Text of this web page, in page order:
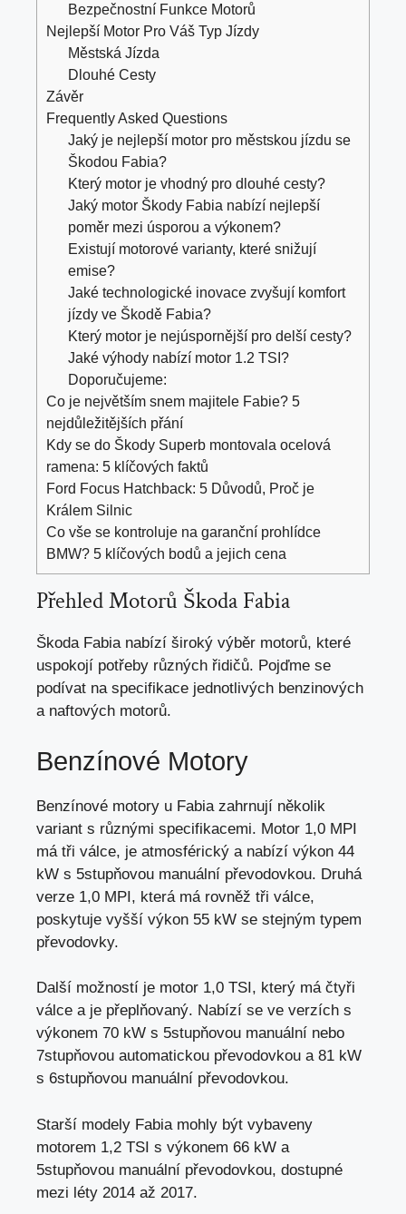
Bezpečnostní Funkce Motorů
Nejlepší Motor Pro Váš Typ Jízdy
Městská Jízda
Dlouhé Cesty
Závěr
Frequently Asked Questions
Jaký je nejlepší motor pro městskou jízdu se
Škodou Fabia?
Který motor je vhodný pro dlouhé cesty?
Jaký motor Škody Fabia nabízí nejlepší
poměr mezi úsporou a výkonem?
Existují motorové varianty, které snižují
emise?
Jaké technologické inovace zvyšují komfort
jízdy ve Škodě Fabia?
Který motor je nejúspornější pro delší cesty?
Jaké výhody nabízí motor 1.2 TSI?
Doporučujeme:
Co je největším snem majitele Fabie? 5
nejdůležitějších přání
Kdy se do Škody Superb montovala ocelová
ramena: 5 klíčových faktů
Ford Focus Hatchback: 5 Důvodů, Proč je
Králem Silnic
Co vše se kontroluje na garanční prohlídce
BMW? 5 klíčových bodů a jejich cena
Přehled Motorů Škoda Fabia
Škoda Fabia nabízí široký výběr motorů, které
uspokojí potřeby různých řidičů. Pojďme se
podívat na specifikace jednotlivých benzinových
a naftových motorů.
Benzínové Motory
Benzínové motory u Fabia zahrnují několik
variant s různými specifikacemi. Motor 1,0 MPI
má tři válce, je atmosférický a nabízí výkon 44
kW s 5stupňovou manuální převodovkou. Druhá
verze 1,0 MPI, která má rovněž tři válce,
poskytuje vyšší výkon 55 kW se stejným typem
převodovky.
Další možností je motor 1,0 TSI, který má čtyři
válce a je přeplňovaný. Nabízí se ve verzích s
výkonem 70 kW s 5stupňovou manuální nebo
7stupňovou automatickou převodovkou a 81 kW
s 6stupňovou manuální převodovkou.
Starší modely Fabia mohly být vybaveny
motorem 1,2 TSI s výkonem 66 kW a
5stupňovou manuální převodovkou, dostupné
mezi léty 2014 až 2017.